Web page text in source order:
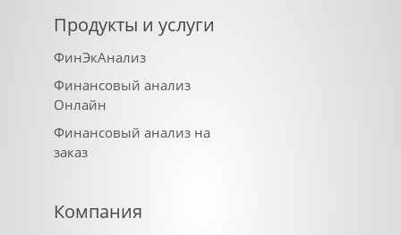
Продукты и услуги
ФинЭкАнализ
Финансовый анализ
Онлайн
Финансовый анализ на
заказ
Компания